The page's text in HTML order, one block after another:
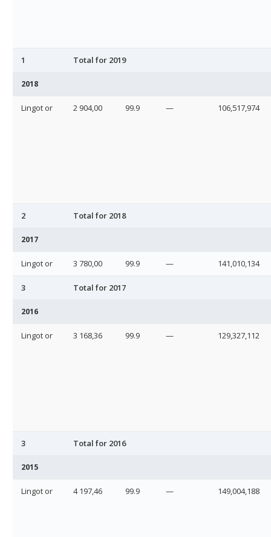
1 Total for 2019
2018
Lingot or 2 904,00 99.9 — 106,517,974
2 Total for 2018
2017
Lingot or 3 780,00 99.9 — 141,010,134
3 Total for 2017
2016
Lingot or 3 168,36 99.9 — 129,327,112
3 Total for 2016
2015
Lingot or 4 197,46 99.9 — 149,004,188